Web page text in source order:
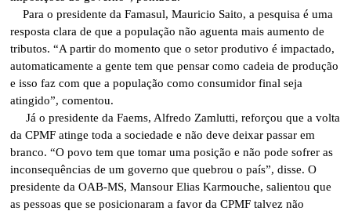
Para o presidente da Famasul, Mauricio Saito, a pesquisa é uma
resposta clara de que a população não aguenta mais aumento de
tributos. “A partir do momento que o setor produtivo é impactado,
automaticamente a gente tem que pensar como cadeia de produção
e isso faz com que a população como consumidor final seja
atingido”, comentou.
Já o presidente da Faems, Alfredo Zamlutti, reforçou que a volta
da CPMF atinge toda a sociedade e não deve deixar passar em
branco. “O povo tem que tomar uma posição e não pode sofrer as
inconsequências de um governo que quebrou o país”, disse. O
presidente da OAB-MS, Mansour Elias Karmouche, salientou que
as pessoas que se posicionaram a favor da CPMF talvez não